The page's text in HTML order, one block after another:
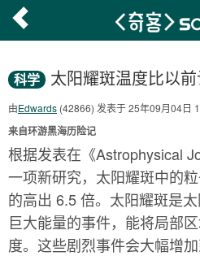
科学 太阳耀斑温度比以
由Edwards (42866) 发表于 25年09月04日
来自环游黑海历险记
根据发表在《Astrophysical
一项新研究，太阳耀斑中的
的高出 6.5 倍。太阳耀斑是
巨大能量的事件，能将局部
度。这些剧烈事件会大幅增